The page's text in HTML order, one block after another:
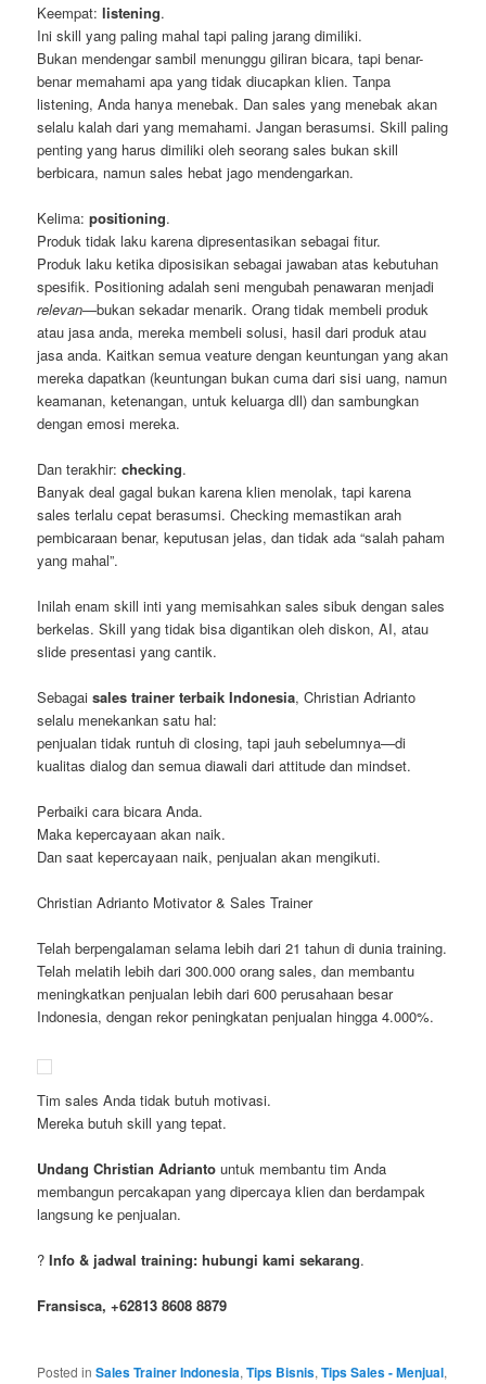
Keempat:listening.
Ini skill yang paling mahal tapi paling jarang dimiliki.
Bukan mendengar sambil menunggu giliran bicara, tapi benar-
benar memahami apa yang tidak diucapkan klien. Tanpa
listening, Anda hanya menebak. Dan sales yang menebak akan
selalu kalah dari yang memahami. Jangan berasumsi. Skill paling
penting yang harus dimiliki oleh seorang sales bukan skill
berbicara, namun sales hebat jago mendengarkan.
Kelima:positioning.
Produk tidak laku karena dipresentasikan sebagai fitur.
Produk laku ketika diposisikan sebagai jawaban atas kebutuhan
spesifik. Positioning adalah seni mengubah penawaran menjadi
relevan—bukan sekadar menarik. Orang tidak membeli produk
atau jasa anda, mereka membeli solusi, hasil dari produk atau
jasa anda. Kaitkan semua veature dengan keuntungan yang akan
mereka dapatkan (keuntungan bukan cuma dari sisi uang, namun
keamanan, ketenangan, untuk keluarga dll) dan sambungkan
dengan emosi mereka.
Dan terakhir:checking.
Banyak deal gagal bukan karena klien menolak, tapi karena
sales terlalu cepat berasumsi. Checking memastikan arah
pembicaraan benar, keputusan jelas, dan tidak ada “salah paham
yang mahal”.
Inilah enam skill inti yang memisahkan sales sibuk dengan sales
berkelas. Skill yang tidak bisa digantikan oleh diskon, AI, atau
slide presentasi yang cantik.
Sebagaisales trainer terbaik Indonesia, Christian Adrianto
selalu menekankan satu hal:
penjualan tidak runtuh di closing, tapi jauh sebelumnya—di
kualitas dialog dan semua diawali dari attitude dan mindset.
Perbaiki cara bicara Anda.
Maka kepercayaan akan naik.
Dan saat kepercayaan naik, penjualan akan mengikuti.
Christian Adrianto Motivator & Sales Trainer
Telah berpengalaman selama lebih dari 21 tahun di dunia training.
Telah melatih lebih dari 300.000 orang sales, dan membantu
meningkatkan penjualan lebih dari 600 perusahaan besar
Indonesia, dengan rekor peningkatan penjualan hingga 4.000%.
Tim sales Anda tidak butuh motivasi.
Mereka butuh skill yang tepat.
Undang Christian Adrianto untuk membantu tim Anda
membangun percakapan yang dipercaya klien dan berdampak
langsung ke penjualan.
?Info & jadwal training: hubungi kami sekarang.
Fransisca, +62813 8608 8879
Posted in Sales Trainer Indonesia,Tips Bisnis,Tips Sales - Menjual,